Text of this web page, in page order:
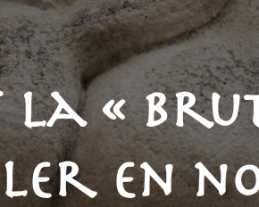
«
en